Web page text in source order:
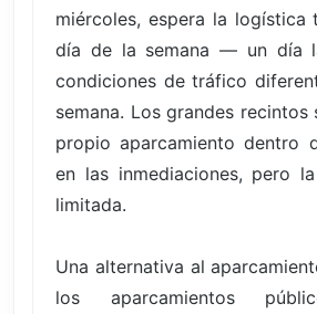
miércoles, espera la logística
día de la semana — un día
condiciones de tráfico
semana. Los grandes recintos
propio aparcamiento dentro
en las inmediaciones, pero
limitada.
Una alternativa al
los aparcamientos